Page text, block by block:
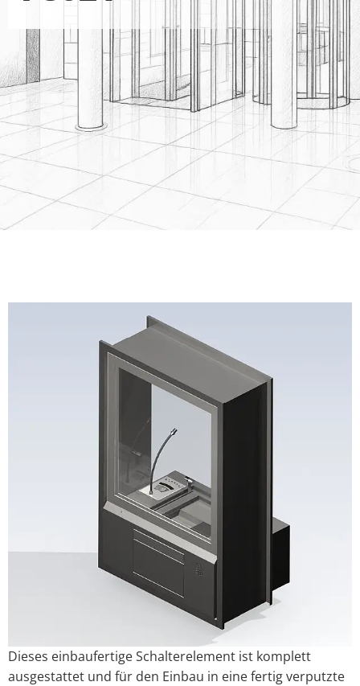
Dieses einbaufertige Schalterelement ist komplett
ausgestattet und für den Einbau in eine fertig verputzte